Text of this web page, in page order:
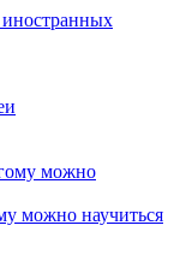
иностранных
можно научиться